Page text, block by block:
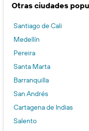
Otras ciudades
Santiago de Cali
Medellín
Pereira
Santa Marta
Barranquilla
San Andrés
Cartagena de Indias
Salento